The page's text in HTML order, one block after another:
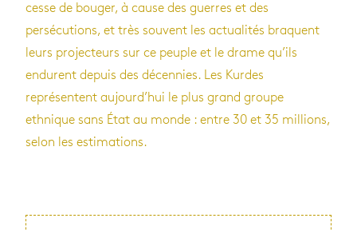
cesse de bouger, à cause des guerres et des
persécutions, et très souvent les actualités braquent
leurs projecteurs sur ce peuple et le drame qu’ils
endurent depuis des décennies. Les Kurdes
représentent aujourd’hui le plus grand groupe
ethnique sans État au monde : entre 30 et 35 millions,
selon les estimations.